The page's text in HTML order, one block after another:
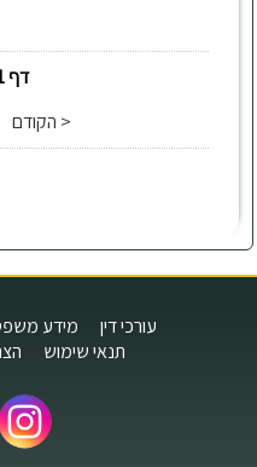
דף 1 מתוך 1
< הקודם
עורכי דין
מידע
תנאי שימוש